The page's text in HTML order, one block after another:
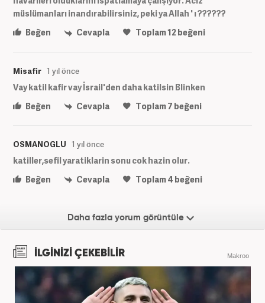
müslümanları inandırabilirsiniz, peki ya Allah ' ı ??????
Beğen
Cevapla Toplam12beğeni
Misafir 1 yıl önce
Vay katil kafir vay İsrail'den daha katilsin Blinken
Beğen
Cevapla Toplam7 beğeni
OSMANOGLU 1 yıl önce
katiller,sefil yaratiklarin sonu cok hazin olur.
Beğen
Cevapla Toplam4 beğeni
Daha fazla yorum görüntüle
İLGİNİZİ ÇEKEBİLİR Makroo